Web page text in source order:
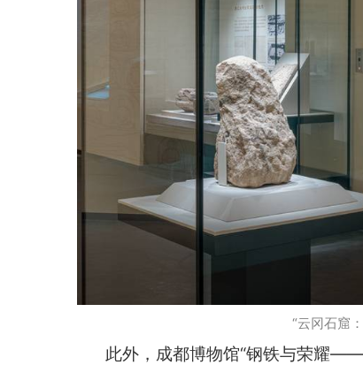
“云冈石窟
此外，成都博物馆“钢铁与荣耀